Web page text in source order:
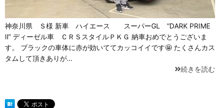
神奈川県 Ｓ様 新車 ハイエース スーパーGL ”DARK PRIME
Ⅱ” ディーゼル車 ＣＲＳスタイルＰＫＧ 納車おめでとうございま
す。 ブラックの車体に赤が効いててカッコイイです🤩 たくさんカス
タムして頂きありが…
続きを読む